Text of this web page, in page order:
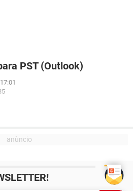
PST (Outlook)